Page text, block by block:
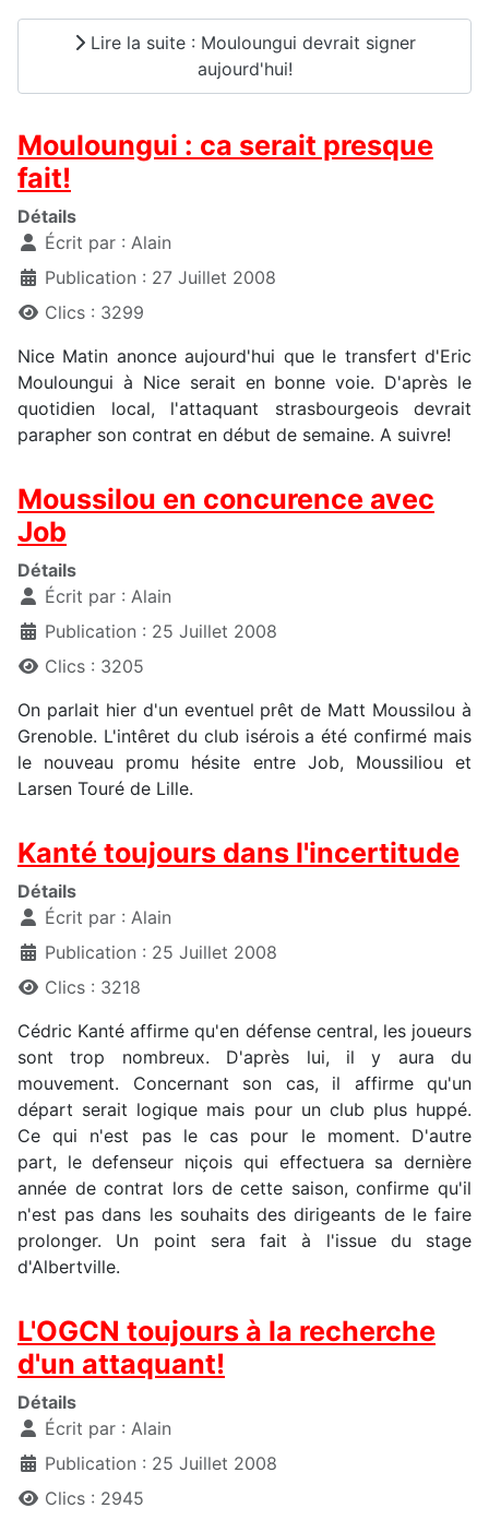
Lire la suite : Mouloungui devrait signer
aujourd'hui!
Mouloungui : ca serait presque
fait!
Détails
Écrit par : Alain
Publication : 27 Juillet 2008
Clics : 3299
Nice Matin anonce aujourd'hui que le transfert d'Eric
Mouloungui à Nice serait en bonne voie. D'après le
quotidien local, l'attaquant strasbourgeois devrait
parapher son contrat en début de semaine. A suivre!
Moussilou en concurence avec
Job
Détails
Écrit par : Alain
Publication : 25 Juillet 2008
Clics : 3205
On parlait hier d'un eventuel prêt de Matt Moussilou à
Grenoble. L'intêret du club isérois a été confirmé mais
le nouveau promu hésite entre Job, Moussiliou et
Larsen Touré de Lille.
Kanté toujours dans l'incertitude
Détails
Écrit par : Alain
Publication : 25 Juillet 2008
Clics : 3218
Cédric Kanté affirme qu'en défense central, les joueurs
sont trop nombreux. D'après lui, il y aura du
mouvement. Concernant son cas, il affirme qu'un
départ serait logique mais pour un club plus huppé.
Ce qui n'est pas le cas pour le moment. D'autre
part, le defenseur niçois qui effectuera sa dernière
année de contrat lors de cette saison, confirme qu'il
n'est pas dans les souhaits des dirigeants de le faire
prolonger. Un point sera fait à l'issue du stage
d'Albertville.
L'OGCN toujours à la recherche
d'un attaquant!
Détails
Écrit par : Alain
Publication : 25 Juillet 2008
Clics : 2945